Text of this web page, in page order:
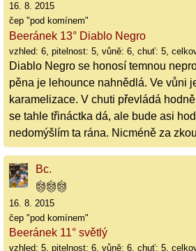
16. 8. 2015
čep "pod komínem"
Beeránek 13° Diablo Negro
vzhled: 6, pitelnost: 5, vůně: 6, chuť: 5,
Diablo Negro se honosí temnou
pěna je lehounce nahnědlá. Ve vůni
karamelizace. V chuti převládá
se tahle třináctka dá, ale bude asi
nedomýšlím ta rána. Nicméně za
Bc.
16. 8. 2015
čep "pod komínem"
Beeránek 11° světlý
vzhled: 5, pitelnost: 6, vůně: 6, chuť: 5,